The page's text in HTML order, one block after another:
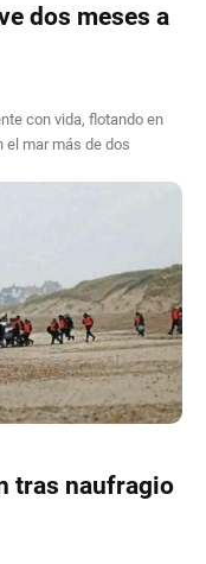
dos meses a
con vida, flotando en
el mar más de dos
tras naufragio